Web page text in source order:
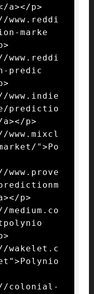
a></p>
marke
predic
www.indie
predictio
p>
">Po
p>
wakelet.c
colonial-